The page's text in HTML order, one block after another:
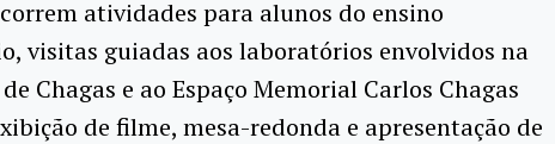
atividades para alunos do ensino
visitas guiadas aos laboratórios envolvidos na
Chagas e ao Espaço Memorial Carlos Chagas
de filme, mesa-redonda e apresentação de